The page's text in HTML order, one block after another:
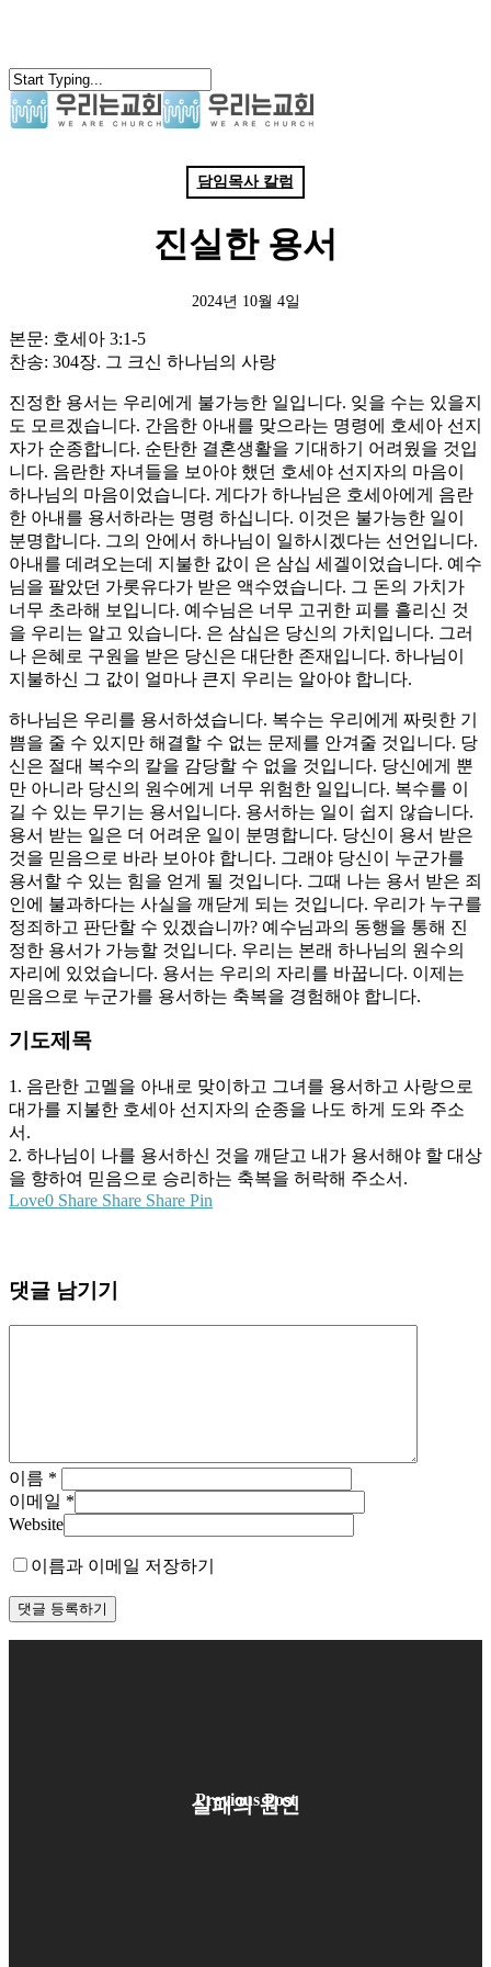
content
담임목사 칼럼
진실한 용서
2024년 10월 4일
본문: 호세아 3:1-5
찬송: 304장. 그 크신 하나님의 사랑
진정한 용서는 우리에게 불가능한 일입니다. 잊을 수는 있을지
도 모르겠습니다. 간음한 아내를 맞으라는 명령에 호세아 선지
자가 순종합니다. 순탄한 결혼생활을 기대하기 어려웠을 것입
니다. 음란한 자녀들을 보아야 했던 호세야 선지자의 마음이
하나님의 마음이었습니다. 게다가 하나님은 호세아에게 음란
한 아내를 용서하라는 명령 하십니다. 이것은 불가능한 일이
분명합니다. 그의 안에서 하나님이 일하시겠다는 선언입니다.
아내를 데려오는데 지불한 값이 은 삼십 세겔이었습니다. 예수
님을 팔았던 가롯유다가 받은 액수였습니다. 그 돈의 가치가
너무 초라해 보입니다. 예수님은 너무 고귀한 피를 흘리신 것
을 우리는 알고 있습니다. 은 삼십은 당신의 가치입니다. 그러
나 은혜로 구원을 받은 당신은 대단한 존재입니다. 하나님이
지불하신 그 값이 얼마나 큰지 우리는 알아야 합니다.
하나님은 우리를 용서하셨습니다. 복수는 우리에게 짜릿한 기
쁨을 줄 수 있지만 해결할 수 없는 문제를 안겨줄 것입니다. 당
신은 절대 복수의 칼을 감당할 수 없을 것입니다. 당신에게 뿐
만 아니라 당신의 원수에게 너무 위험한 일입니다. 복수를 이
길 수 있는 무기는 용서입니다. 용서하는 일이 쉽지 않습니다.
용서 받는 일은 더 어려운 일이 분명합니다. 당신이 용서 받은
것을 믿음으로 바라 보아야 합니다. 그래야 당신이 누군가를
용서할 수 있는 힘을 얻게 될 것입니다. 그때 나는 용서 받은 죄
인에 불과하다는 사실을 깨닫게 되는 것입니다. 우리가 누구를
정죄하고 판단할 수 있겠습니까? 예수님과의 동행을 통해 진
정한 용서가 가능할 것입니다. 우리는 본래 하나님의 원수의
자리에 있었습니다. 용서는 우리의 자리를 바꿉니다. 이제는
믿음으로 누군가를 용서하는 축복을 경험해야 합니다.
기도제목
1. 음란한 고멜을 아내로 맞이하고 그녀를 용서하고 사랑으로
대가를 지불한 호세아 선지자의 순종을 나도 하게 도와 주소
서.
2. 하나님이 나를 용서하신 것을 깨닫고 내가 용서해야 할 대상
을 향하여 믿음으로 승리하는 축복을 허락해 주소서.
Love0 Share Share Share Pin
댓글 남기기
이름 *
이메일 *
Website
이름과 이메일 저장하기
Previous Post
실패의 원인